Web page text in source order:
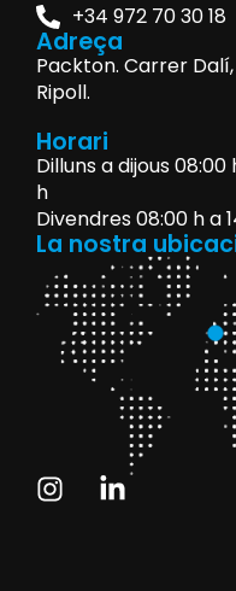
+34 972 70 30 18
Adreça
Packton. Carrer Dalí,
Ripoll.
Horari
Dilluns a dijous 08:00
h
Divendres 08:00 h a
La nostra